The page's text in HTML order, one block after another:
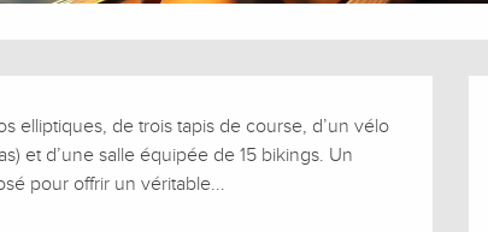
elliptiques, de trois tapis de course, d’un vélo
et d’une salle équipée de 15 bikings. Un
pour offrir un véritable...